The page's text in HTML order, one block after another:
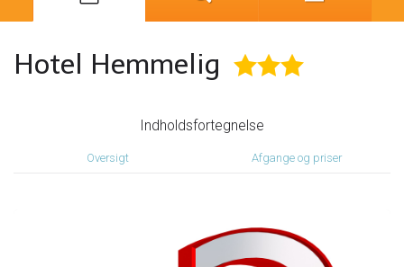
Hotel Hemmelig ★★★
Indholdsfortegnelse
Oversigt Afgange og priser